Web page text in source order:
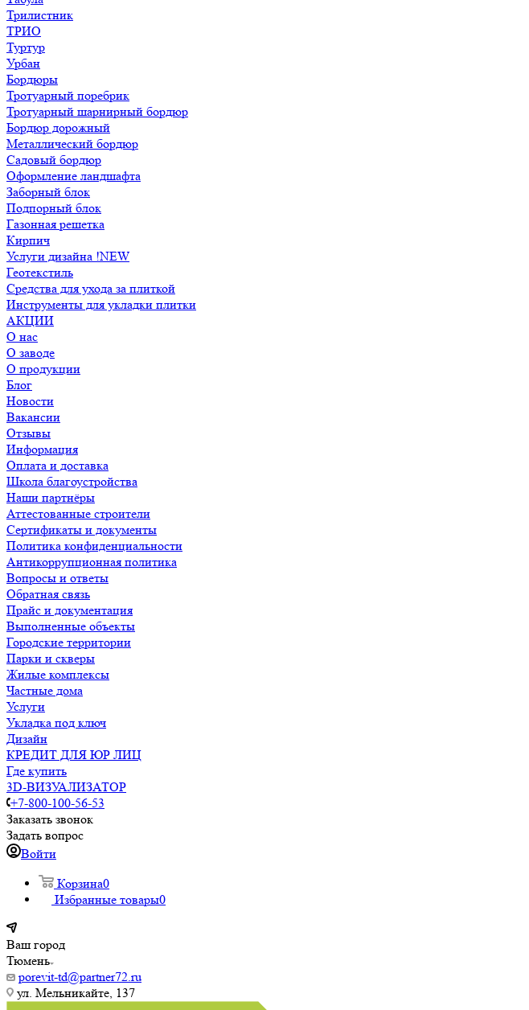
Трилистник
ТРИО
Туртур
Урбан
Бордюры
Тротуарный поребрик
Тротуарный шарнирный бордюр
Бордюр дорожный
Металлический бордюр
Садовый бордюр
Оформление ландшафта
Заборный блок
Подпорный блок
Газонная решетка
Кирпич
Услуги дизайна !NEW
Геотекстиль
Средства для ухода за плиткой
Инструменты для укладки плитки
АКЦИИ
О нас
О заводе
О продукции
Блог
Новости
Вакансии
Отзывы
Информация
Оплата и доставка
Школа благоустройства
Наши партнёры
Аттестованные строители
Сертификаты и документы
Политика конфиденциальности
Антикоррупционная политика
Вопросы и ответы
Обратная связь
Прайс и документация
Выполненные объекты
Городские территории
Парки и скверы
Жилые комплексы
Частные дома
Услуги
Укладка под ключ
Дизайн
КРЕДИТ ДЛЯ ЮР ЛИЦ
Где купить
3D-ВИЗУАЛИЗАТОР
+7-800-100-56-53
Заказать звонок
Задать вопрос
Войти
Корзина0
Избранные товары0
Ваш город
Тюмень
porevit-td@partner72.ru
ул. Мельникайте, 137